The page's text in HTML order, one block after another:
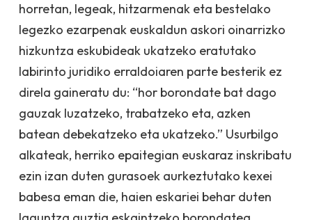
horretan, legeak, hitzarmenak eta bestelako
legezko ezarpenak euskaldun askori oinarrizko
hizkuntza eskubideak ukatzeko eratutako
labirinto juridiko erraldoiaren parte besterik ez
direla gaineratu du: “hor borondate bat dago
gauzak luzatzeko, trabatzeko eta, azken
batean debekatzeko eta ukatzeko.” Usurbilgo
alkateak, herriko epaitegian euskaraz inskribatu
ezin izan duten gurasoek aurkeztutako kexei
babesa eman die, haien eskariei behar duten